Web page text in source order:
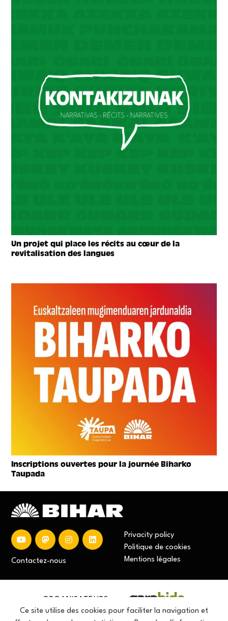
Un projet qui place les récits au cœur de la
revitalisation des langues
Inscriptions ouvertes pour la journée Biharko
Taupada
Contactez-nous
Privacity policy
Politique de cookies
Mentions légales
Ce site utilise des cookies pour faciliter la navigation et